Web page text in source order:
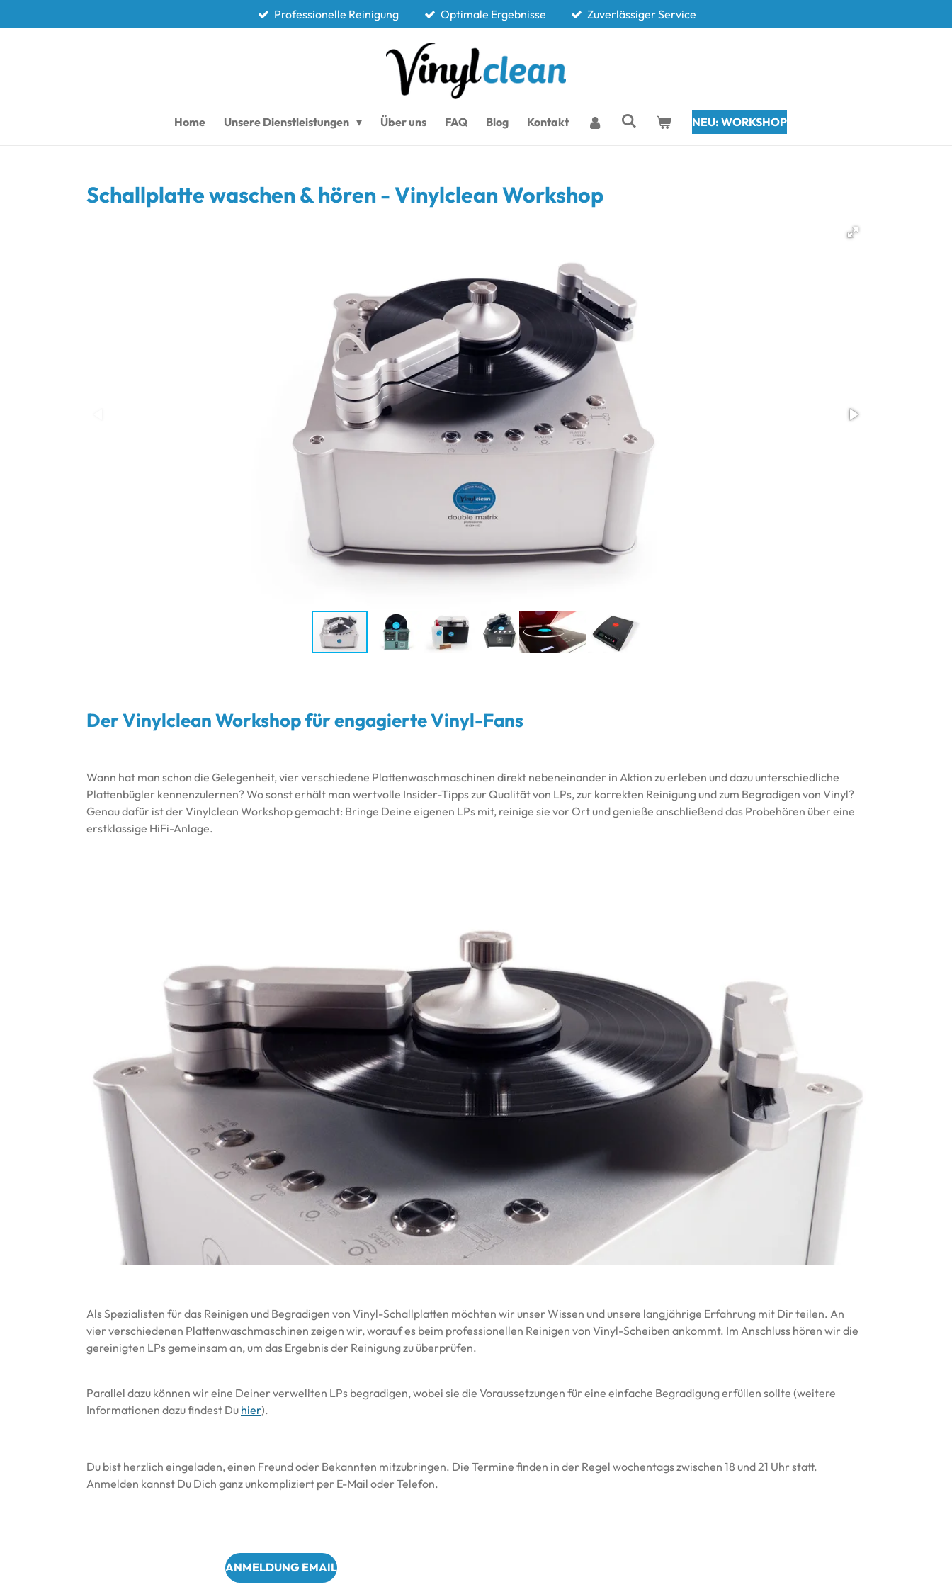
Hauptinhalt
Professionelle Reinigung Optimale Ergebnisse Zuverlässiger Service
Home Unsere Dienstleistungen Über uns FAQ Blog Kontakt NEU: WORKSHOP
Schallplatte waschen & hören - Vinylclean Workshop
Der Vinylclean Workshop für engagierte Vinyl-Fans
Wann hat man schon die Gelegenheit, vier verschiedene Plattenwaschmaschinen direkt nebeneinander in Aktion zu erleben und dazu unterschiedliche
Plattenbügler kennenzulernen? Wo sonst erhält man wertvolle Insider-Tipps zur Qualität von LPs, zur korrekten Reinigung und zum Begradigen von Vinyl?
Genau dafür ist der Vinylclean Workshop gemacht: Bringe Deine eigenen LPs mit, reinige sie vor Ort und genieße anschließend das Probehören über eine
erstklassige HiFi-Anlage.
Als Spezialisten für das Reinigen und Begradigen von Vinyl-Schallplatten möchten wir unser Wissen und unsere langjährige Erfahrung mit Dir teilen. An
vier verschiedenen Plattenwaschmaschinen zeigen wir, worauf es beim professionellen Reinigen von Vinyl-Scheiben ankommt. Im Anschluss hören wir die
gereinigten LPs gemeinsam an, um das Ergebnis der Reinigung zu überprüfen.
Parallel dazu können wir eine Deiner verwellten LPs begradigen, wobei sie die Voraussetzungen für eine einfache Begradigung erfüllen sollte (weitere
Informationen dazu findest Du hier).
Du bist herzlich eingeladen, einen Freund oder Bekannten mitzubringen. Die Termine finden in der Regel wochentags zwischen 18 und 21 Uhr statt.
Anmelden kannst Du Dich ganz unkompliziert per E-Mail oder Telefon.
ANMELDUNG EMAIL